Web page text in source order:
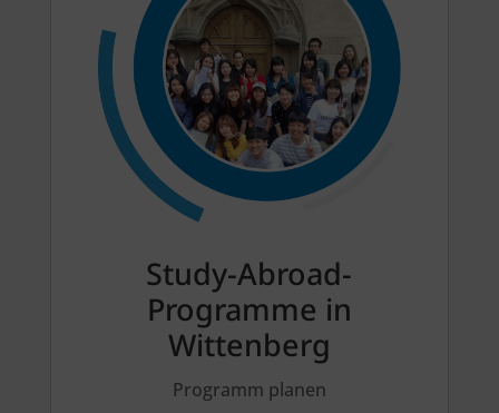
Study-Abroad-
Programme in
Wittenberg
Programm planen